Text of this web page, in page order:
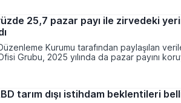
25,7 pazar payı ile zirvedeki
Kurumu tarafından paylaşılan
Grubu, 2025 yılında da pazar payını
bir önceki yıla göre artış gösterdiği bu
tarım dışı istihdam beklentileri